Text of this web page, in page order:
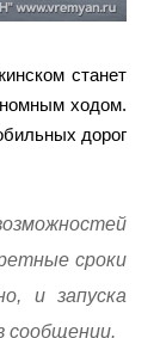
станет
ходом.
дорог
сроки
и запуска
сообщении.